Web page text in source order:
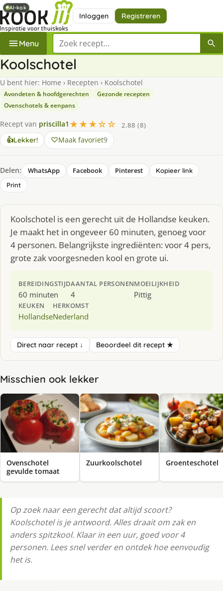
Inloggen Registreren
Menu Zoek een recept
Koolschotel
U bent hier: Home › Recepten › Koolschotel
Avondeten & hoofdgerechten
Gezonde recepten
Ovenschotels & eenpans
Recept van priscilla1 ★★★☆☆
2.88 (8)
👍Lekker! Maak favoriet9
Delen: WhatsApp Facebook Pinterest
Kopieer link
Print
Koolschotel is een gerecht uit de Hollandse keuken.
Je maakt het in ongeveer 60 minuten, genoeg voor
4 personen. Belangrijkste ingrediënten: voor 4 pers,
grote zak voorgesneden kool en grote ui.
BEREIDINGSTIJD
60 minuten
AANTAL PERSONEN
4
MOEILIJKHEID
Pittig
KEUKEN
Hollandse
HERKOMST
Nederland
Direct naar recept ↓ Beoordeel dit recept ★
Misschien ook lekker
Ovenschotel
gevulde tomaat
AI-kok
Zuurkoolschotel
AI-kok
Groenteschotel
Op zoek naar een gerecht dat altijd scoort?
Koolschotel is je antwoord. Alles draait om zak en
anders spitzkool. Klaar in een uur, goed voor 4
personen. Lees snel verder en ontdek hoe eenvoudig
het is.